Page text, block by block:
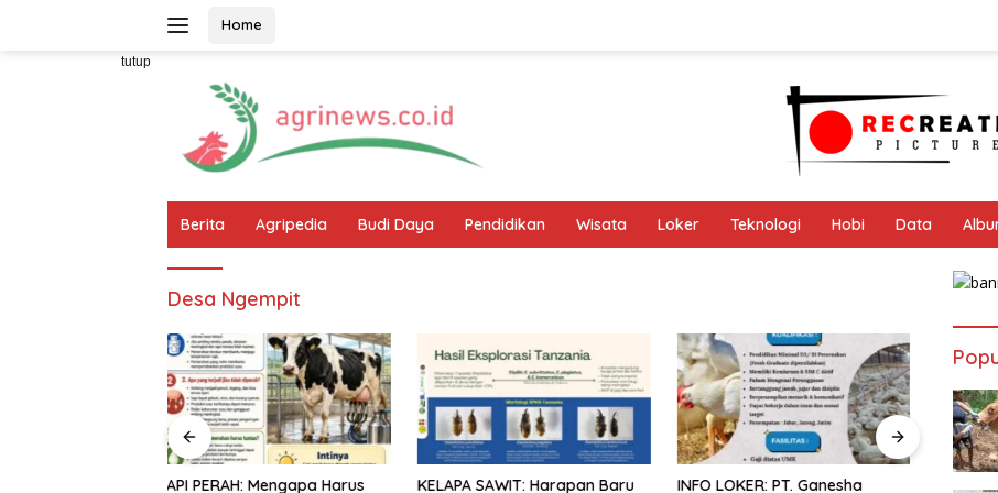
Home
tutup
Berita Agripedia Budi Daya Pendidikan Wisata Loker Teknologi Hobi Data
Desa Ngempit
KELAPA SAWIT: Harapan Baru
INFO LOKER: PT. Ganesha
INFO LOKER: PT. Semesta Mitra